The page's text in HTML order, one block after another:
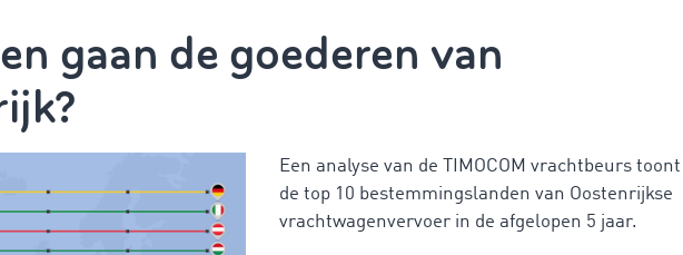
gaan de goederen van
Een analyse van de TIMOCOM vrachtbeurs toont
de top 10 bestemmingslanden van Oostenrijkse
vrachtwagenvervoer in de afgelopen 5 jaar.